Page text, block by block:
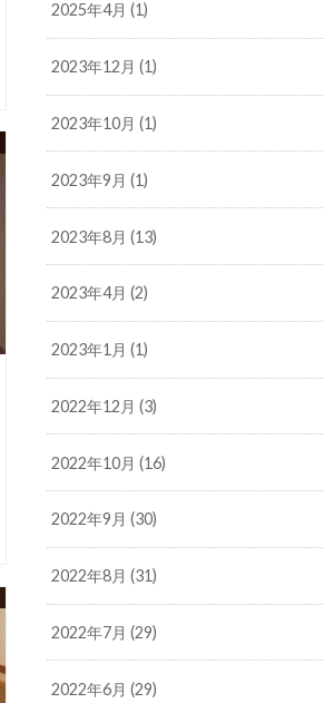
2025年4月 (1)
2023年12月 (1)
2023年10月 (1)
2023年9月 (1)
2023年8月 (13)
2023年4月 (2)
2023年1月 (1)
2022年12月 (3)
2022年10月 (16)
2022年9月 (30)
2022年8月 (31)
2022年7月 (29)
2022年6月 (29)